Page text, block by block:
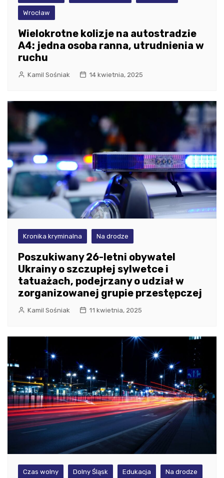
Wrocław
Wielokrotne kolizje na autostradzie
A4: jedna osoba ranna, utrudnienia w
ruchu
Kamil Sośniak 14 kwietnia, 2025
Kronika kryminalna Na drodze
Poszukiwany 26-letni obywatel
Ukrainy o szczupłej sylwetce i
tatuażach, podejrzany o udział w
zorganizowanej grupie przestępczej
Kamil Sośniak 11 kwietnia, 2025
Czas wolny Dolny Śląsk Edukacja Na drodze